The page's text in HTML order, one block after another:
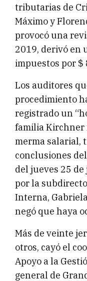
tributarias de
Máximo y
provocó una
2019, derivó en
impuestos por $
Los auditores
procedimiento
registrado un
familia Kirchner
merma salarial,
conclusiones
del jueves 25 de
por la
Interna,
negó que haya
Más de veinte
otros, cayó el
Apoyo a la
general de